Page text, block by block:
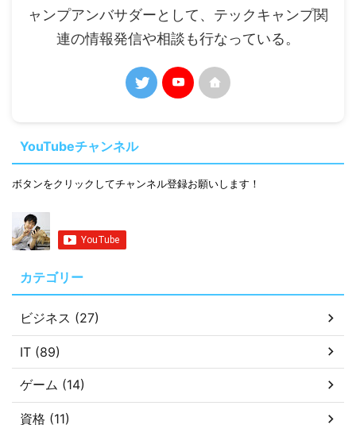
ャンプアンバサダーとして、テックキャンプ関
連の情報発信や相談も行なっている。
YouTubeチャンネル
ボタンをクリックしてチャンネル登録お願いします！
カテゴリー
ビジネス (27)
IT (89)
ゲーム (14)
資格 (11)